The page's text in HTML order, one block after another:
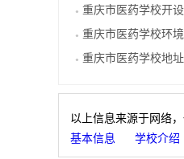
● 重庆市医药学校开
● 重庆市医药学校环
● 重庆市医药学校地
以上信息来源于网络
基本信息
学校介绍